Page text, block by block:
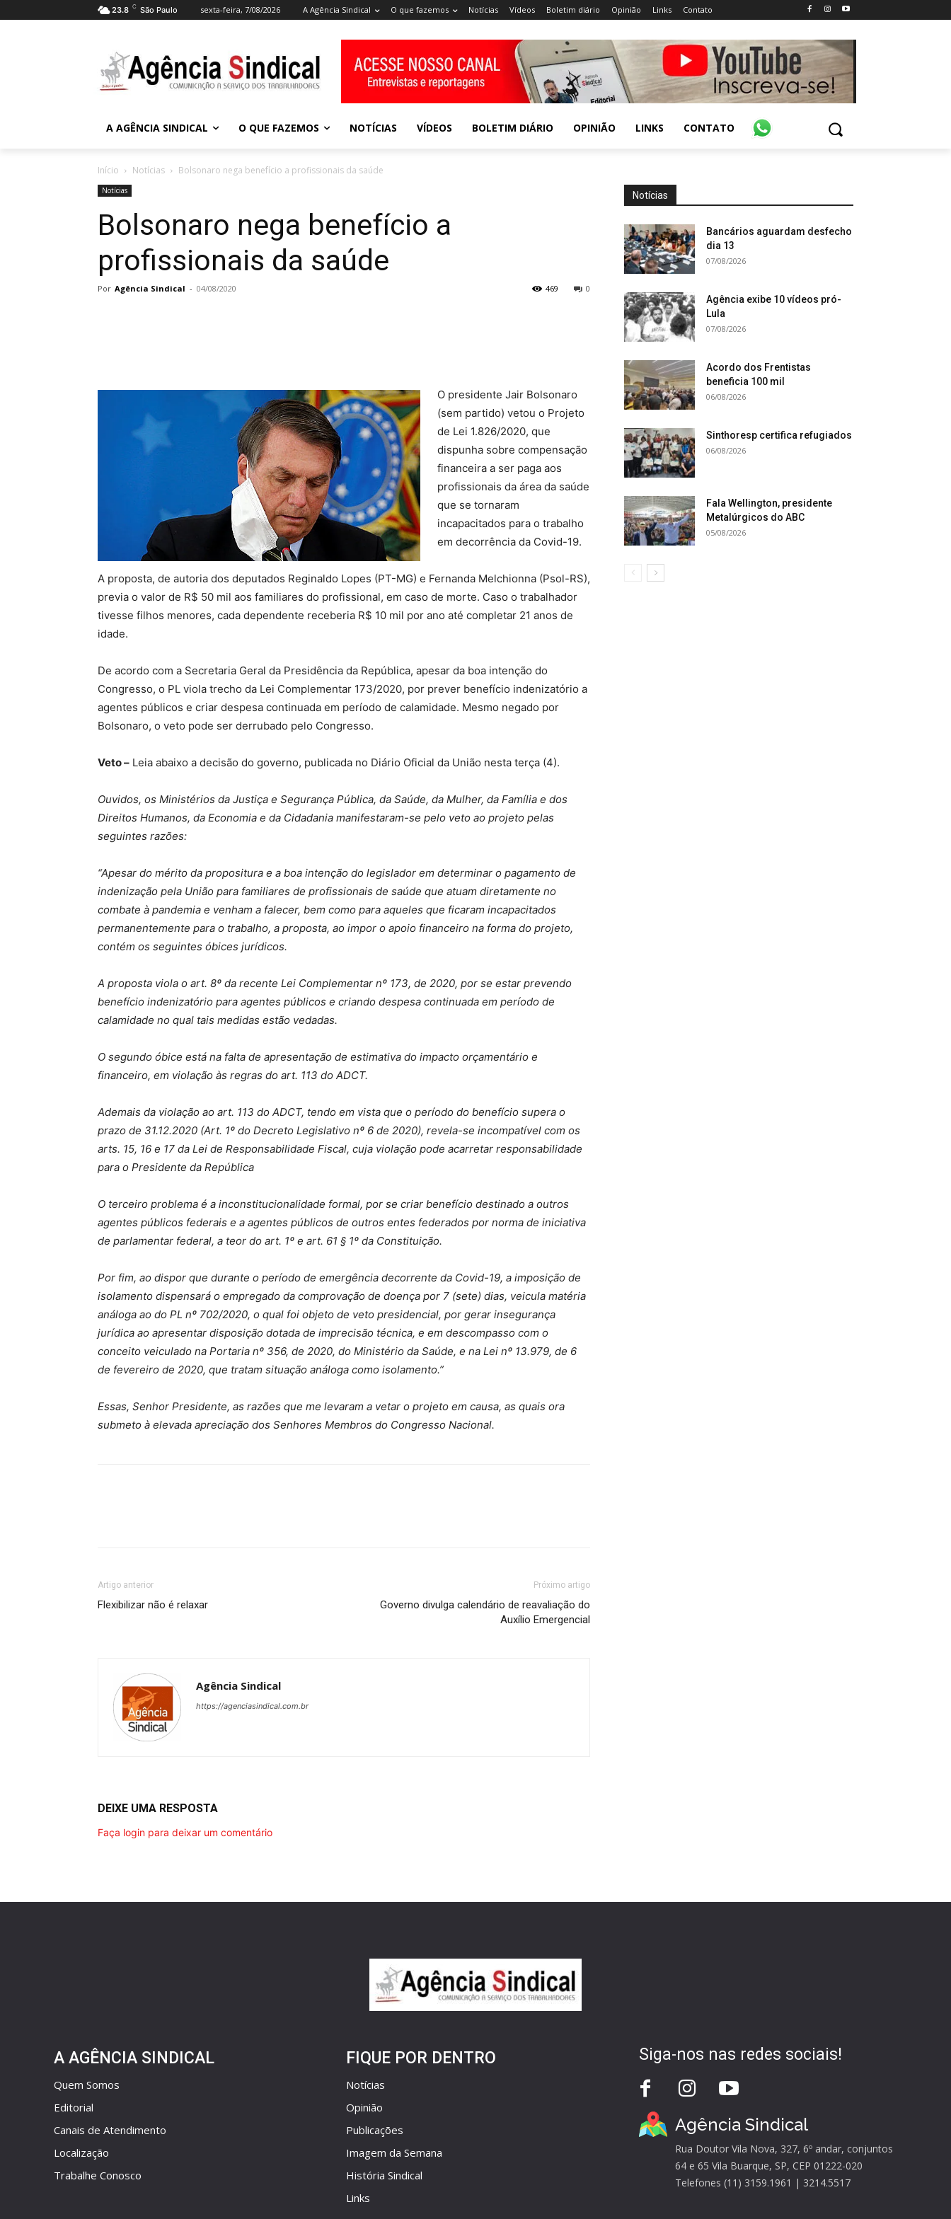
23.8 C São Paulo sexta-feira, 7/08/2026 A Agência Sindical O que fazemos Notícias Vídeos Boletim diário Opinião Links Contato
A AGÊNCIA SINDICAL O QUE FAZEMOS NOTÍCIAS VÍDEOS BOLETIM DIÁRIO OPINIÃO LINKS CONTATO
Início Notícias Bolsonaro nega benefício a profissionais da saúde
Notícias
Bolsonaro nega benefício a
profissionais da saúde
Por Agência Sindical - 04/08/2020 0
469
O presidente Jair Bolsonaro
(sem partido) vetou o Projeto
de Lei 1.826/2020, que
dispunha sobre compensação
financeira a ser paga aos
profissionais da área da saúde
que se tornaram
incapacitados para o trabalho
em decorrência da Covid-19.
A proposta, de autoria dos deputados Reginaldo Lopes (PT-MG) e Fernanda Melchionna (Psol-RS),
previa o valor de R$ 50 mil aos familiares do profissional, em caso de morte. Caso o trabalhador
tivesse filhos menores, cada dependente receberia R$ 10 mil por ano até completar 21 anos de
idade.
De acordo com a Secretaria Geral da Presidência da República, apesar da boa intenção do
Congresso, o PL viola trecho da Lei Complementar 173/2020, por prever benefício indenizatório a
agentes públicos e criar despesa continuada em período de calamidade. Mesmo negado por
Bolsonaro, o veto pode ser derrubado pelo Congresso.
Veto – Leia abaixo a decisão do governo, publicada no Diário Oficial da União nesta terça (4).
Ouvidos, os Ministérios da Justiça e Segurança Pública, da Saúde, da Mulher, da Família e dos
Direitos Humanos, da Economia e da Cidadania manifestaram-se pelo veto ao projeto pelas
seguintes razões:
“Apesar do mérito da propositura e a boa intenção do legislador em determinar o pagamento de
indenização pela União para familiares de profissionais de saúde que atuam diretamente no
combate à pandemia e venham a falecer, bem como para aqueles que ficaram incapacitados
permanentemente para o trabalho, a proposta, ao impor o apoio financeiro na forma do projeto,
contém os seguintes óbices jurídicos.
A proposta viola o art. 8º da recente Lei Complementar nº 173, de 2020, por se estar prevendo
benefício indenizatório para agentes públicos e criando despesa continuada em período de
calamidade no qual tais medidas estão vedadas.
O segundo óbice está na falta de apresentação de estimativa do impacto orçamentário e
financeiro, em violação às regras do art. 113 do ADCT.
Ademais da violação ao art. 113 do ADCT, tendo em vista que o período do benefício supera o
prazo de 31.12.2020 (Art. 1º do Decreto Legislativo nº 6 de 2020), revela-se incompatível com os
arts. 15, 16 e 17 da Lei de Responsabilidade Fiscal, cuja violação pode acarretar responsabilidade
para o Presidente da República
O terceiro problema é a inconstitucionalidade formal, por se criar benefício destinado a outros
agentes públicos federais e a agentes públicos de outros entes federados por norma de iniciativa
de parlamentar federal, a teor do art. 1º e art. 61 § 1º da Constituição.
Por fim, ao dispor que durante o período de emergência decorrente da Covid-19, a imposição de
isolamento dispensará o empregado da comprovação de doença por 7 (sete) dias, veicula matéria
análoga ao do PL nº 702/2020, o qual foi objeto de veto presidencial, por gerar insegurança
jurídica ao apresentar disposição dotada de imprecisão técnica, e em descompasso com o
conceito veiculado na Portaria nº 356, de 2020, do Ministério da Saúde, e na Lei nº 13.979, de 6
de fevereiro de 2020, que tratam situação análoga como isolamento.”
Essas, Senhor Presidente, as razões que me levaram a vetar o projeto em causa, as quais ora
submeto à elevada apreciação dos Senhores Membros do Congresso Nacional.
Artigo anterior
Flexibilizar não é relaxar
Próximo artigo
Governo divulga calendário de reavaliação do
Auxílio Emergencial
Agência Sindical
https://agenciasindical.com.br
DEIXE UMA RESPOSTA
Faça login para deixar um comentário
Notícias
Bancários aguardam desfecho
dia 13
07/08/2026
Agência exibe 10 vídeos pró-
Lula
07/08/2026
Acordo dos Frentistas
beneficia 100 mil
06/08/2026
Sinthoresp certifica refugiados
06/08/2026
Fala Wellington, presidente
Metalúrgicos do ABC
05/08/2026
A AGÊNCIA SINDICAL
Quem Somos
Editorial
Canais de Atendimento
Localização
Trabalhe Conosco
FIQUE POR DENTRO
Notícias
Opinião
Publicações
Imagem da Semana
História Sindical
Links
Siga-nos nas redes sociais!
Agência Sindical
Rua Doutor Vila Nova, 327, 6º andar, conjuntos
64 e 65 Vila Buarque, SP, CEP 01222-020
Telefones (11) 3159.1961 | 3214.5517